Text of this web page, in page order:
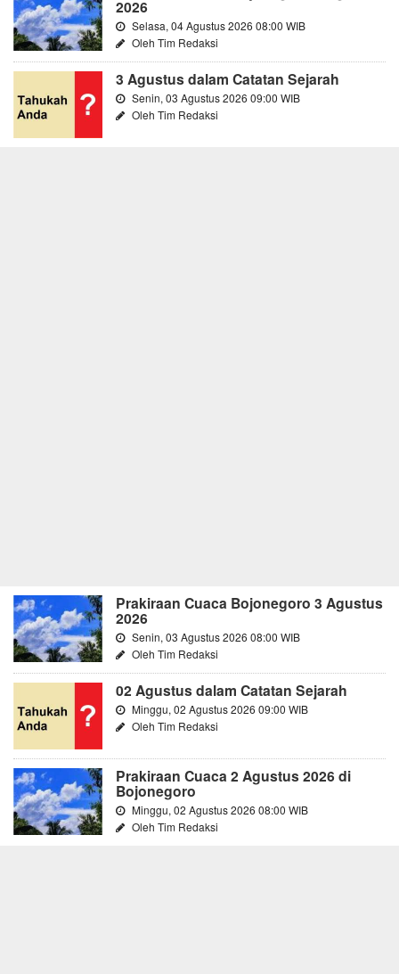
2026
Selasa, 04 Agustus 2026 08:00 WIB
Oleh Tim Redaksi
3 Agustus dalam Catatan Sejarah
Senin, 03 Agustus 2026 09:00 WIB
Oleh Tim Redaksi
Prakiraan Cuaca Bojonegoro 3 Agustus
2026
Senin, 03 Agustus 2026 08:00 WIB
Oleh Tim Redaksi
02 Agustus dalam Catatan Sejarah
Minggu, 02 Agustus 2026 09:00 WIB
Oleh Tim Redaksi
Prakiraan Cuaca 2 Agustus 2026 di
Bojonegoro
Minggu, 02 Agustus 2026 08:00 WIB
Oleh Tim Redaksi